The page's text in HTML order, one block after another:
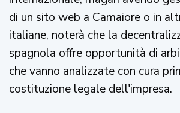
di un sito web a Camaiore o in
italiane, noterà che la
spagnola offre opportunità di
che vanno analizzate con cura
costituzione legale dell'impresa.